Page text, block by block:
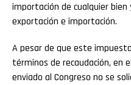
importación de cualquier
exportación e importación.
A pesar de que este
términos de recaudación, en
enviado al Congreso no se